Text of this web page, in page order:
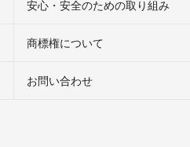
安心・安全のための取り組み
商標権について
お問い合わせ